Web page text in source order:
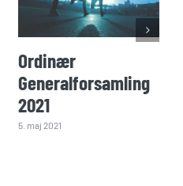
Ordinær
Generalforsamling
2021
5. maj 2021